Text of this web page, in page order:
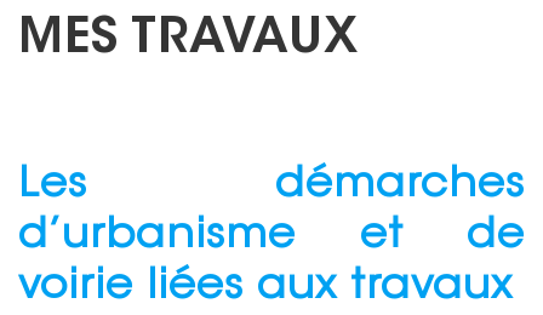
MES TRAVAUX
Les démarches
d’urbanisme et de
voirie liées aux travaux